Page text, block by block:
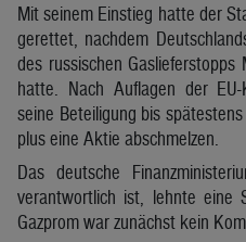
Mit seinem Einstieg hatte der
gerettet, nachdem
des russischen Gaslieferstopps
hatte. Nach Auflagen der
seine Beteiligung bis
plus eine Aktie abschmelzen.
Das deutsche
verantwortlich ist, lehnte eine
Gazprom war zunächst kein